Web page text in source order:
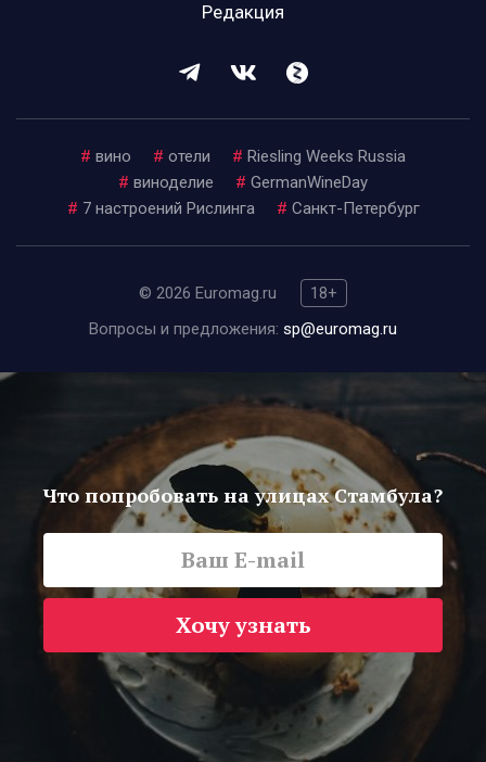
Редакция
# вино # отели # Riesling Weeks Russia
# виноделие # GermanWineDay
# 7 настроений Рислинга # Санкт-Петербург
© 2026 Euromag.ru
18+
Вопросы и предложения: sp@euromag.ru
Что попробовать на улицах Стамбула?
Хочу узнать